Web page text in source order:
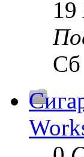
19
Сб